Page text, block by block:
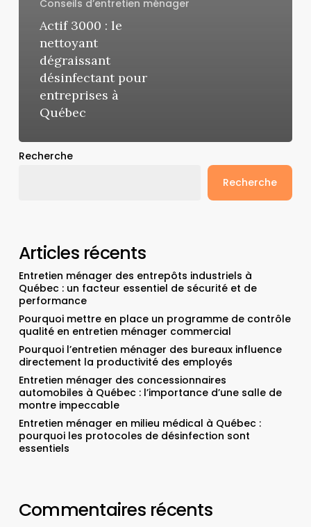
Conseils d’entretien ménager
Actif 3000 : le
nettoyant
dégraissant
désinfectant pour
entreprises à
Québec
Recherche
Recherche
Articles récents
Entretien ménager des entrepôts industriels à
Québec : un facteur essentiel de sécurité et de
performance
Pourquoi mettre en place un programme de contrôle
qualité en entretien ménager commercial
Pourquoi l’entretien ménager des bureaux influence
directement la productivité des employés
Entretien ménager des concessionnaires
automobiles à Québec : l’importance d’une salle de
montre impeccable
Entretien ménager en milieu médical à Québec :
pourquoi les protocoles de désinfection sont
essentiels
Commentaires récents